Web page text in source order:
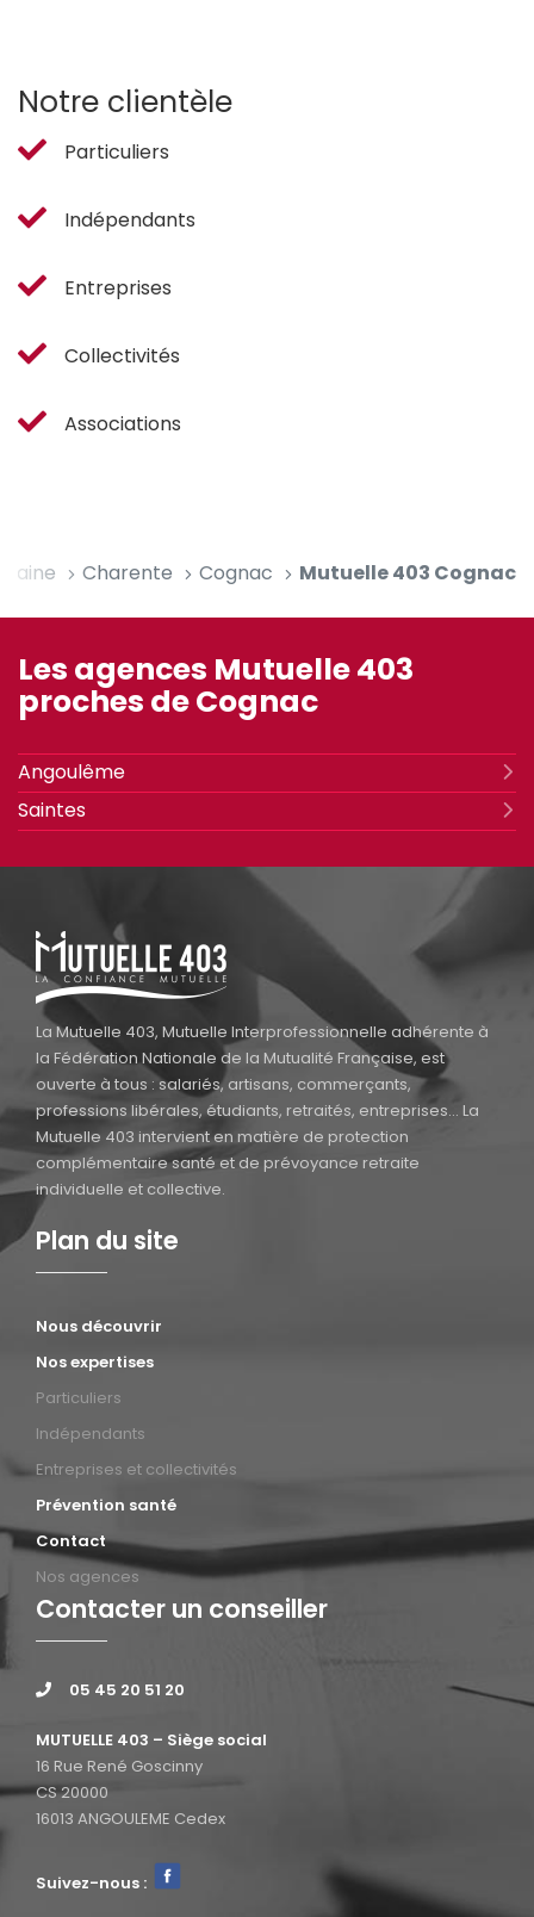
Notre clientèle
Particuliers
Indépendants
Entreprises
Collectivités
Associations
Charente Cognac Mutuelle 403 Cognac
Les agences Mutuelle 403
proches de Cognac
Angoulême
Saintes
La Mutuelle 403, Mutuelle Interprofessionnelle adhérente à
la Fédération Nationale de la Mutualité Française, est
ouverte à tous : salariés, artisans, commerçants,
professions libérales, étudiants, retraités, entreprises… La
Mutuelle 403 intervient en matière de protection
complémentaire santé et de prévoyance retraite
individuelle et collective.
Plan du site
Nous découvrir
Nos expertises
Particuliers
Indépendants
Entreprises et collectivités
Prévention santé
Contact
Nos agences
Contacter un conseiller
05 45 20 51 20
MUTUELLE 403 – Siège social
16 Rue René Goscinny
CS 20000
16013 ANGOULEME Cedex
Suivez-nous :